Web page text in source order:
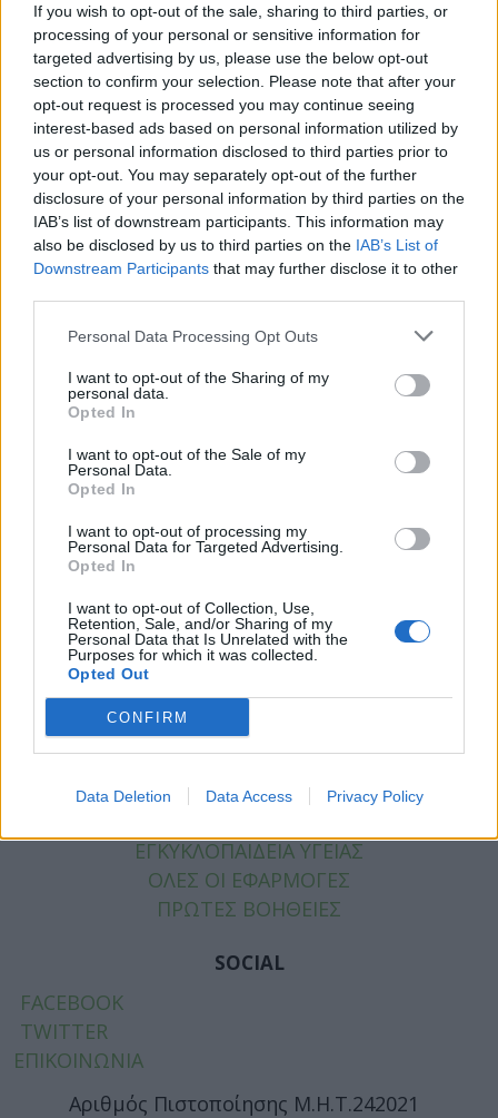
If you wish to opt-out of the sale, sharing to third parties, or
processing of your personal or sensitive information for
targeted advertising by us, please use the below opt-out
section to confirm your selection. Please note that after your
opt-out request is processed you may continue seeing
interest-based ads based on personal information utilized by
us or personal information disclosed to third parties prior to
your opt-out. You may separately opt-out of the further
disclosure of your personal information by third parties on the
IAB’s list of downstream participants. This information may
also be disclosed by us to third parties on the IAB’s List of
Downstream Participants that may further disclose it to other
Personal Data Processing Opt Outs
I want to opt-out of the Sharing of my
personal data.
Opted In
I want to opt-out of the Sale of my
Personal Data.
Opted In
I want to opt-out of processing my
Personal Data for Targeted Advertising.
Opted In
I want to opt-out of Collection, Use,
Retention, Sale, and/or Sharing of my
Personal Data that Is Unrelated with the
Purposes for which it was collected.
Opted Out
CONFIRM
Data Deletion Data Access Privacy Policy
Facebook
Twitter
Tags:ΕΚΑΒ,ΝΟΣΟΚΟΜΕΙΟ ΓΕΝΝΗΜΑΤΑΣ,
ΤΡΟΧΑΙΟ
ΕΙΔΗΣΕΙΣ
ΨΥΧΙΚΗ ΥΓΕΙΑ
ΔΙΑΤΡΟΦΗ
TIPS
HEALTH TALKS
ΧΡΗΣΙΜΑ
ΧΡΗΣΙΜΑ
ΕΦΗΜΕΡΕΥΟΝΤΑ ΝΟΣΟΚΟΜΕΙΑ
ΕΓΚΥΚΛΟΠΑΙΔΕΙΑ ΥΓΕΙΑΣ
ΟΛΕΣ ΟΙ ΕΦΑΡΜΟΓΕΣ
ΠΡΩΤΕΣ ΒΟΗΘΕΙΕΣ
SOCIAL
FACEBOOK
TWITTER
ΕΠΙΚΟΙΝΩΝΙΑ
Αριθμός Πιστοποίησης Μ.Η.Τ.242021